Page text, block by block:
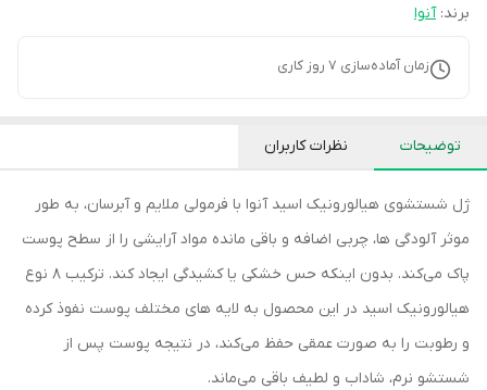
برند: آنوا
زمان آماده‌سازی 7 روز کاری
توضیحات نظرات کاربران
ژل شستشوی هیالورونیک اسید آنوا با فرمولی ملایم و آبرسان، به طور
موثر آلودگی ها، چربی اضافه و باقی مانده مواد آرایشی را از سطح پوست
پاک می‌کند. بدون اینکه حس خشکی یا کشیدگی ایجاد کند. ترکیب 8 نوع
هیالورونیک اسید در این محصول به لایه های مختلف پوست نفوذ کرده
و رطوبت را به صورت عمقی حفظ می‌کند، در نتیجه پوست پس از
شستشو نرم، شاداب و لطیف باقی می‌ماند.